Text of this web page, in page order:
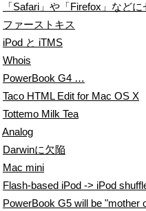
「Safari」や「Firefox」など
ファーストキス
iPod と iTMS
Whois
PowerBook G4 …
Taco HTML Edit for Mac OS X
Tottemo Milk Tea
Analog
Darwinに欠陥
Mac mini
Flash-based iPod -> iPod
PowerBook G5 will be "mother